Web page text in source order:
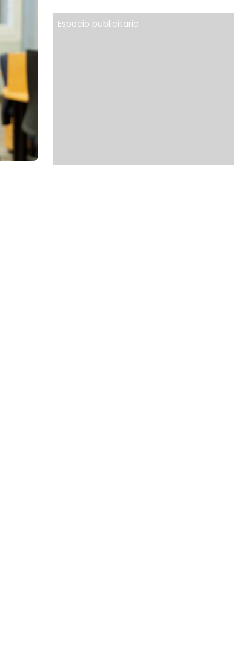
Espacio publicitario